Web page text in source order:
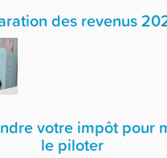
des revenus
votre impôt pour
le piloter